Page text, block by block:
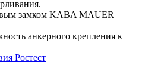
замком KABA MAUER
анкерного крепления к
Ростест